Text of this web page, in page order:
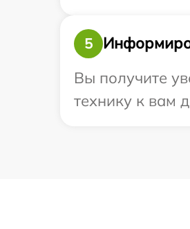
5
Вы получите
технику к вам